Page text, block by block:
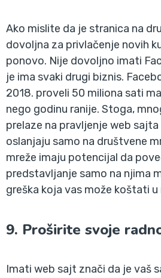
Ako mislite da je stranica na
dovoljna za privlačenje novih
ponovo. Nije dovoljno imati
je ima svaki drugi biznis.
2018. proveli 50 miliona sati
nego godinu ranije. Stoga,
prelaze na pravljenje web
oslanjaju samo na društvene
mreže imaju potencijal da
predstavljanje samo na njima
greška koja vas može koštati
9. Proširite svoje
Imati web sajt znači da je vaš